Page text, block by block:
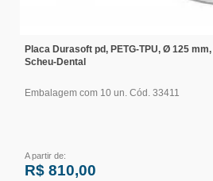
Placa Durasoft pd, PETG-TPU, Ø 125
Scheu-Dental
Embalagem com 10 un. Cód. 33411
A partir de:
R$ 810,00